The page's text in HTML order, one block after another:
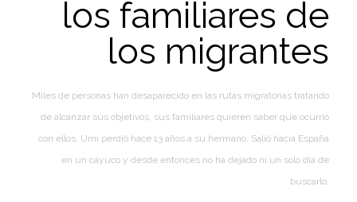
los familiares de
los migrantes
Miles de personas han desaparecido en las rutas migratorias tratando
de alcanzar sus objetivos, sus familiares quieren saber que ocurrió
con ellos. Umi perdió hace 13 años a su hermano. Salió hacia España
en un cayuco y desde entonces no ha dejado ni un solo día de
buscarlo.